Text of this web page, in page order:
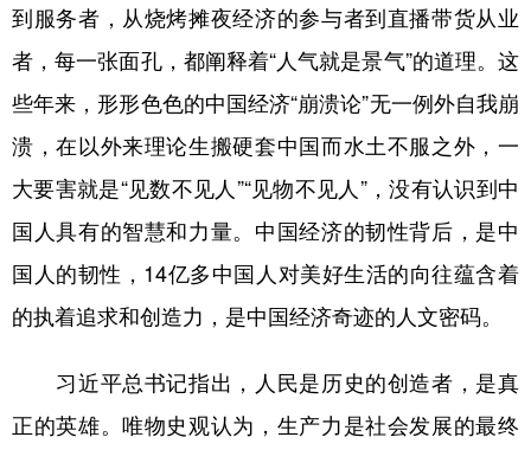
陕西 甘肃 青海 宁夏
多语种频道
English Español Français عربى
Русский язык 日本語 한국어
Deutsch Português
到服务者，从烧烤摊夜经济的参与者到直播带货从业
者，每一张面孔，都阐释着“人气就是景气”的道理。这
些年来，形形色色的中国经济“崩溃论”无一例外自我崩
溃，在以外来理论生搬硬套中国而水土不服之外，一
大要害就是“见数不见人”“见物不见人”，没有认识到中
国人具有的智慧和力量。中国经济的韧性背后，是中
国人的韧性，14亿多中国人对美好生活的向往蕴含着
的执着追求和创造力，是中国经济奇迹的人文密码。
习近平总书记指出，人民是历史的创造者，是真
正的英雄。唯物史观认为，生产力是社会发展的最终